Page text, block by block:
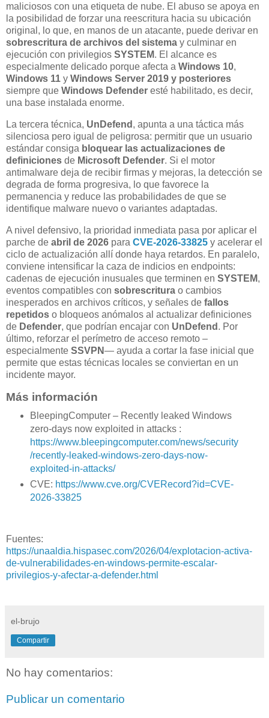
maliciosos con una etiqueta de nube. El abuso se apoya en
la posibilidad de forzar una reescritura hacia su ubicación
original, lo que, en manos de un atacante, puede derivar en
sobrescritura de archivos del sistema y culminar en
ejecución con privilegios SYSTEM. El alcance es
especialmente delicado porque afecta a Windows 10,
Windows 11 y Windows Server 2019 y posteriores
siempre que Windows Defender esté habilitado, es decir,
una base instalada enorme.
La tercera técnica, UnDefend , apunta a una táctica más
silenciosa pero igual de peligrosa: permitir que un usuario
estándar consiga bloquear las actualizaciones de
definiciones de Microsoft Defender. Si el motor
antimalware deja de recibir firmas y mejoras, la detección se
degrada de forma progresiva, lo que favorece la
permanencia y reduce las probabilidades de que se
identifique malware nuevo o variantes adaptadas.
A nivel defensivo, la prioridad inmediata pasa por aplicar el
parche de abril de 2026 para CVE-2026-33825 y acelerar el
ciclo de actualización allí donde haya retardos. En paralelo,
conviene intensificar la caza de indicios en endpoints:
cadenas de ejecución inusuales que terminen en SYSTEM,
eventos compatibles con sobrescritura o cambios
inesperados en archivos críticos, y señales de fallos
repetidos o bloqueos anómalos al actualizar definiciones
de Defender, que podrían encajar con UnDefend . Por
último, reforzar el perímetro de acceso remoto –
especialmente SSVPN— ayuda a cortar la fase inicial que
permite que estas técnicas locales se conviertan en un
incidente mayor.
Más información
BleepingComputer – Recently leaked Windows
zero-days now exploited in attacks :
https://www.bleepingcomputer.com/news/security
/recently-leaked-windows-zero-days-now-
exploited-in-attacks/
CVE: https://www.cve.org/CVERecord?id=CVE-
2026-33825
Fuentes:
https://unaaldia.hispasec.com/2026/04/explotacion-activa-
de-vulnerabilidades-en-windows-permite-escalar-
privilegios-y-afectar-a-defender.html
el-brujo
Compartir
No hay comentarios:
Publicar un comentario